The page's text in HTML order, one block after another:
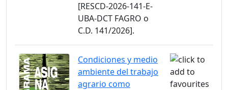
[RESCD-2026-141-E-
UBA-DCT FAGRO o
C.D. 141/2026].
Condiciones y medio
ambiente del trabajo
agrario como